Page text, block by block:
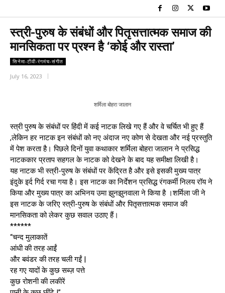
स्त्री-पुरुष के संबंधों और पितृसत्तात्मक समाज की
मानसिकता पर प्रश्न है ‘कोई और रास्ता’
सिनेमा-टीवी-रंगमंच-संगीत
July 16, 2023
शर्मिला बोहरा जालान
स्त्री पुरुष के संबंधों पर हिंदी में कई नाटक लिखे गए हैं और वे चर्चित भी हुए हैं
,लेकिन हर नाटक इन संबंधों को नए अंदाज नए कोण से देखता और नई प्रस्तुति
में पेश करता है। पिछले दिनों युवा कथाकार शर्मिला बोहरा जालान ने प्रसिद्ध
नाटककार प्रताप सहगल के नाटक को देखने के बाद यह समीक्षा लिखी है।
यह नाटक भी स्त्री-पुरुष के संबंधों पर केंद्रित है और इसे इसकी मुख्य पात्र
इंदुके इर्द गिर्द रचा गया है। इस नाटक का निर्देशन प्रसिद्ध रंगकर्मी निलय रॉय ने
किया और मुख्य पात्र का अभिनय उमा झुनझुनवाला ने किया है ।शर्मिला जी ने
इस नाटक के जरिए स्त्री-पुरुष के संबंधों और पितृसत्तात्मक समाज की
मानसिकता को लेकर कुछ सवाल उठाए हैं।
******
“चन्द मुलाकातें
आंधी की तरह आईं
और बवंडर की तरह चली गईं |
रह गए यादों के कुछ सब्ज़ पत्ते
कुछ रोशनी की लकीरें